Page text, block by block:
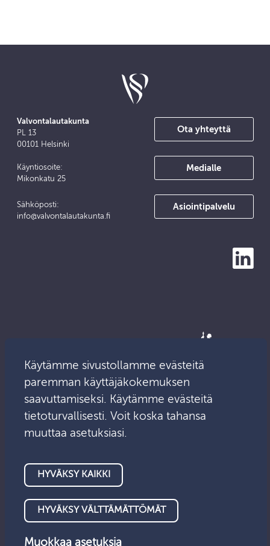
Valvontalautakunta
PL 13
00101 Helsinki
Käyntiosoite:
Mikonkatu 25
Sähköposti:
info@valvontalautakunta.fi
Ota yhteyttä
Medialle
Asiointipalvelu
Tietosuoja
Anna palautetta
Käytämme sivustollamme evästeitä
paremman käyttäjäkokemuksen
saavuttamiseksi. Käytämme evästeitä
tietoturvallisesti. Voit koska tahansa
muuttaa asetuksiasi.
HYVÄKSY VÄLTTÄMÄTTÖMÄT
HYVÄKSY KAIKKI
Muokkaa asetuksia